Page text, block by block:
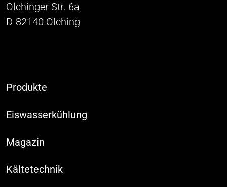
Olchinger Str. 6a
D-82140 Olching
Produkte
Eiswasserkühlung
Magazin
Kältetechnik